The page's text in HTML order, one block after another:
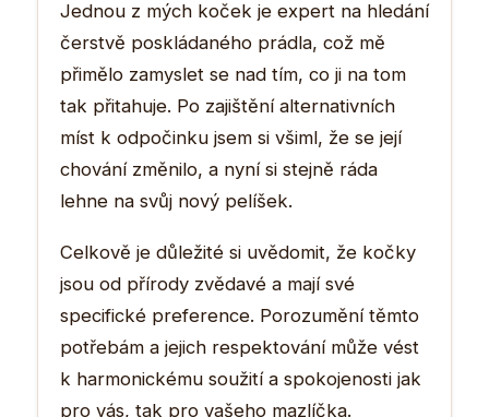
Jednou z mých koček je expert na hledání
čerstvě poskládaného prádla, což mě
přimělo zamyslet se nad tím, co ji na tom
tak přitahuje. Po zajištění alternativních
míst k odpočinku jsem si všiml, že se její
chování změnilo, a nyní si stejně ráda
lehne na svůj nový pelíšek.
Celkově je důležité si uvědomit, že kočky
jsou od přírody zvědavé a mají své
specifické preference. Porozumění těmto
potřebám a jejich respektování může vést
k harmonickému soužití a spokojenosti jak
pro vás, tak pro vašeho mazlíčka.